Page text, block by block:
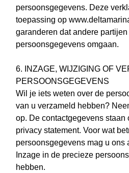
persoonsgegevens. Deze
toepassing op
garanderen dat andere
persoonsgegevens omgaan.
6. INZAGE, WIJZIGING OF
PERSOONSGEGEVENS
Wil je iets weten over de
van u verzameld hebben?
op. De contactgegevens staan
privacy statement. Voor wat
persoonsgegevens mag u ons
Inzage in de precieze
hebben.